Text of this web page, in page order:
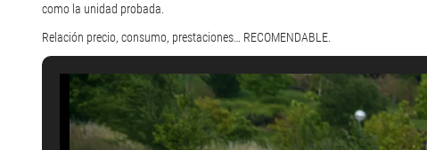
como la unidad probada.
Relación precio, consumo, prestaciones… RECOMENDABLE.